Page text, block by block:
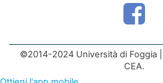
©2014-2024 Università di Foggia
CEA.